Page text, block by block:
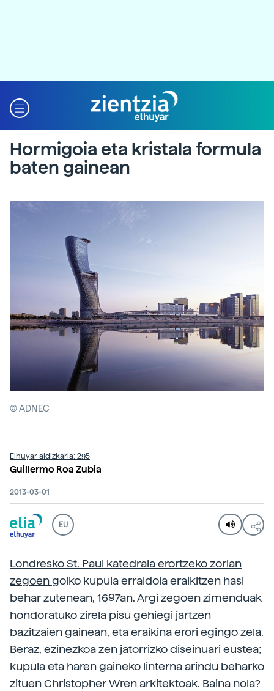
Hormigoia eta kristala formula
baten gainean
© ADNEC
Elhuyar aldizkaria: 295
Guillermo Roa Zubia
2013-03-01
EU
Londresko St. Paul katedrala erortzeko zorian
zegoengoiko kupula erraldoia eraikitzen hasi
behar zutenean, 1697an. Argi zegoen zimenduak
hondoratuko zirela pisu gehiegi jartzen
bazitzaien gainean, eta eraikina erori egingo zela.
Beraz, ezinezkoa zen jatorrizko diseinuari eustea;
kupula eta haren gaineko linterna arindu beharko
zituen Christopher Wren arkitektoak. Baina nola?